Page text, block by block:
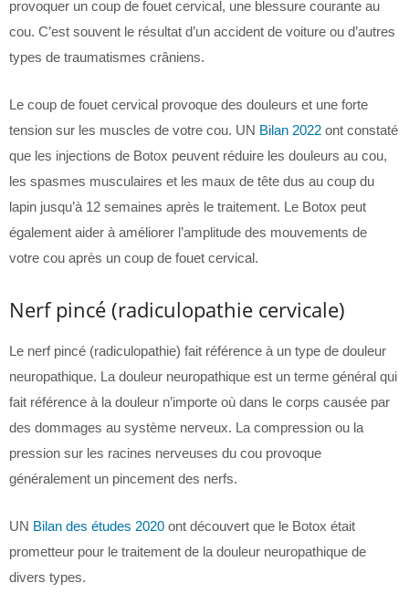
provoquer un coup de fouet cervical, une blessure courante au
cou. C’est souvent le résultat d’un accident de voiture ou d’autres
types de traumatismes crâniens.
Le coup de fouet cervical provoque des douleurs et une forte
tension sur les muscles de votre cou. UN Bilan 2022 ont constaté
que les injections de Botox peuvent réduire les douleurs au cou,
les spasmes musculaires et les maux de tête dus au coup du
lapin jusqu’à 12 semaines après le traitement. Le Botox peut
également aider à améliorer l’amplitude des mouvements de
votre cou après un coup de fouet cervical.
Nerf pincé (radiculopathie cervicale)
Le nerf pincé (radiculopathie) fait référence à un type de douleur
neuropathique. La douleur neuropathique est un terme général qui
fait référence à la douleur n’importe où dans le corps causée par
des dommages au système nerveux. La compression ou la
pression sur les racines nerveuses du cou provoque
généralement un pincement des nerfs.
UN Bilan des études 2020 ont découvert que le Botox était
prometteur pour le traitement de la douleur neuropathique de
divers types.